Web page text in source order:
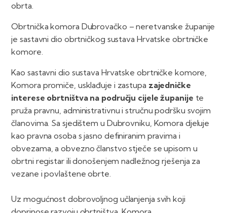
obrta.
Obrtnička komora Dubrovačko – neretvanske županije
je sastavni dio obrtničkog sustava Hrvatske obrtničke
komore.
Kao sastavni dio sustava Hrvatske obrtničke komore,
Komora promiče, usklađuje i zastupa zajedničke
interese obrtništva na području cijele županije te
pruža pravnu, administrativnu i stručnu podršku svojim
članovima. Sa sjedištem u Dubrovniku, Komora djeluje
kao pravna osoba s jasno definiranim pravima i
obvezama, a obvezno članstvo stječe se upisom u
obrtni registar ili donošenjem nadležnog rješenja za
vezane i povlaštene obrte.
Uz mogućnost dobrovoljnog učlanjenja svih koji